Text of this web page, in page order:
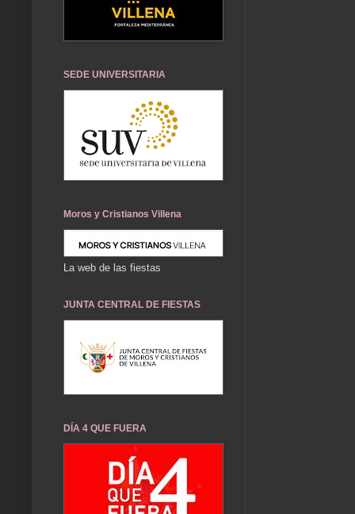
SEDE UNIVERSITARIA
Moros y Cristianos Villena
La web de las fiestas
JUNTA CENTRAL DE FIESTAS
DÍA 4 QUE FUERA